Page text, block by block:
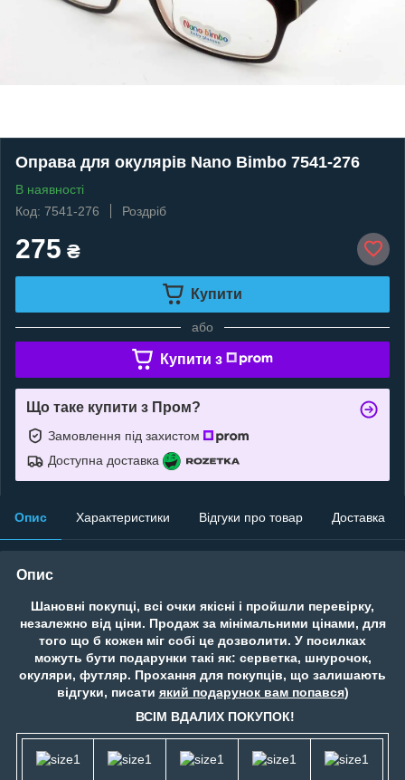
Оправа для окулярів Nano Bimbo 7541-276
В наявності
Код: 7541-276
Роздріб
275 ₴
Купити
або
Купити з
Що таке купити з Пром?
Замовлення під захистом
Доступна доставка
Опис Характеристики Відгуки про товар Доставка
Опис
Шановні покупці, всі очки якісні і пройшли перевірку,
незалежно від ціни. Продаж за мінімальними цінами, для
того що б кожен міг собі це дозволити. У посилках
можуть бути подарунки такі як: серветка, шнурочок,
окуляри, футляр. Прохання для покупців, що залишають
відгуки, писати який подарунок вам попався)
ВСІМ ВДАЛИХ ПОКУПОК!